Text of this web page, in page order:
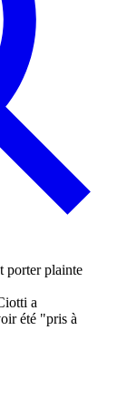
a
été "pris à